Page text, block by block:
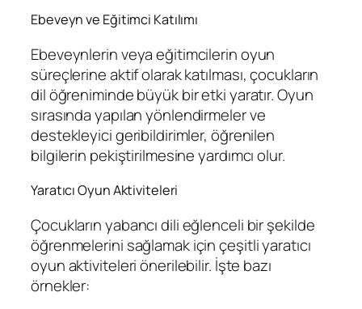
Ebeveyn ve Eğitimci Katılımı
Ebeveynlerin veya eğitimcilerin oyun
süreçlerine aktif olarak katılması, çocukların
dil öğreniminde büyük bir etki yaratır. Oyun
sırasında yapılan yönlendirmeler ve
destekleyici geribildirimler, öğrenilen
bilgilerin pekiştirilmesine yardımcı olur.
Yaratıcı Oyun Aktiviteleri
Çocukların yabancı dili eğlenceli bir şekilde
öğrenmelerini sağlamak için çeşitli yaratıcı
oyun aktiviteleri önerilebilir. İşte bazı
örnekler: